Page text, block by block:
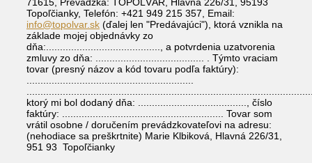
Topoľčianky, Telefón: +421 949 215 357, Email:
info@topolvar.sk (ďalej len "Predávajúci"), ktorá vznikla na
základe mojej objednávky zo
dňa:........................................., a potvrdenia uzatvorenia
zmluvy zo dňa: ....................................... . Týmto vraciam
tovar (presný názov a kód tovaru podľa faktúry):
ktorý mi bol dodaný dňa: ......................................., číslo
faktúry: .......................................................... Tovar som
vrátil osobne / doručením prevádzkovateľovi na adresu:
(nehodiace sa preškrtnite) Marie Klbiková, Hlavná 226/31,
951 93 Topoľčianky